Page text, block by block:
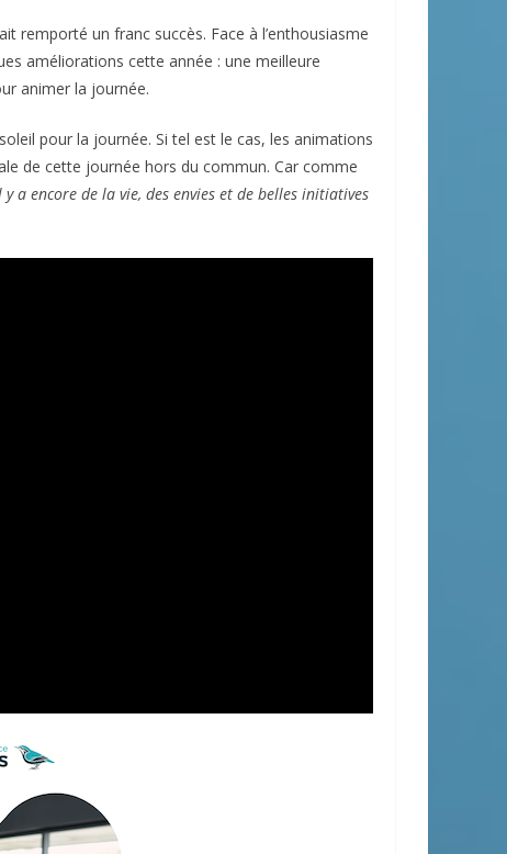
remporté un franc succès. Face à l’enthousiasme
améliorations cette année : une meilleure
animer la journée.
pour la journée. Si tel est le cas, les animations
de cette journée hors du commun. Car comme
y a encore de la vie, des envies et de belles initiatives